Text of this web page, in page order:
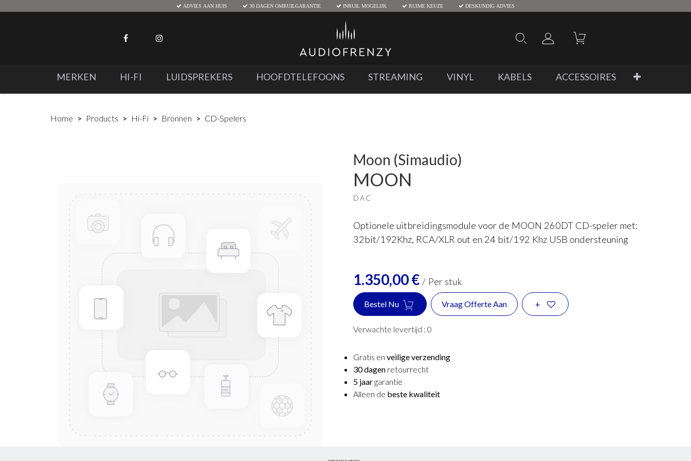
ADVIES AAN HUIS 30 DAGEN OMRUILGARANTIE INRUIL MOGELIJK RUIME KEUZE DESKUNDIG ADVIES
MERKEN HI-FI LUIDSPREKERS HOOFDTELEFOONS STREAMING VINYL KABELS ACCESSOIRES
Home Products Hi-Fi Bronnen CD-Spelers
Moon (Simaudio)
MOON
DAC
Optionele uitbreidingsmodule voor de MOON 260DT CD-speler met:
32bit/192Khz, RCA/XLR out en 24 bit/192 Khz USB ondersteuning
1.350,00€ / Per stuk
Bestel Nu Vraag Offerte Aan +
Verwachte levertijd : 0
Gratis en veilige verzending
30 dagen retourrecht
5 jaargarantie
Alleen de beste kwaliteit